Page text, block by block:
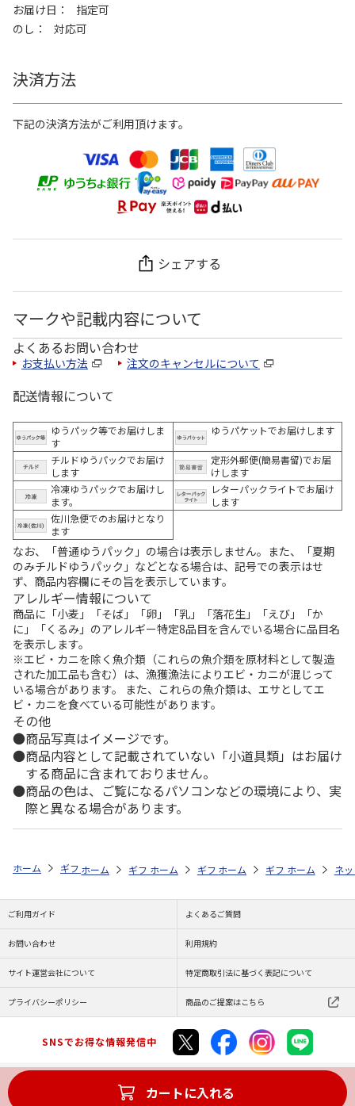
お届け日
指定可
のし
対応可
決済方法
下記の決済方法がご利用頂けます。
シェアする
マークや記載内容について
よくあるお問い合わせ
お支払い方法 注文のキャンセルについて
配送情報について
ゆうパック等でお届けしま
す
ゆうパケットでお届けします
チルドゆうパックでお届け
します
定形外郵便(簡易書留)でお届
けします
冷凍ゆうパックでお届けし
ます。
レターパックライトでお届け
します
佐川急便でのお届けとなり
ます
なお、「普通ゆうパック」の場合は表示しません。また、「夏期
のみチルドゆうパック」などとなる場合は、記号での表示はせ
ず、商品内容欄にその旨を表示しています。
アレルギー情報について
商品に「小麦」「そば」「卵」「乳」「落花生」「えび」「か
に」「くるみ」のアレルギー特定8品目を含んでいる場合に品目名
を表示します。
※エビ・カニを除く魚介類（これらの魚介類を原材料として製造
された加工品も含む）は、漁獲漁法によりエビ・カニが混じって
いる場合があります。 また、これらの魚介類は、エサとしてエ
ビ・カニを食べている可能性があります。
その他
商品写真はイメージです。
商品内容として記載されていない「小道具類」はお届け
する商品に含まれておりません。
商品の色は、ご覧になるパソコンなどの環境により、実
際と異なる場合があります。
カートに入れる
ホーム ギフト通販 内祝い・お返し 法要・香典返し 予算で探す
ホーム ギフト通販 お祝い・贈りもの 献花・お悔や
ホーム ギフト通販 お祝い・贈りもの
ホーム ギフト通販 お
ホーム ネ
ご利用ガイド よくあるご質問
お問い合わせ 利用規約
サイト運営会社について 特定商取引法に基づく表記について
プライバシーポリシー 商品のご提案はこちら
SNSでお得な情報発信中